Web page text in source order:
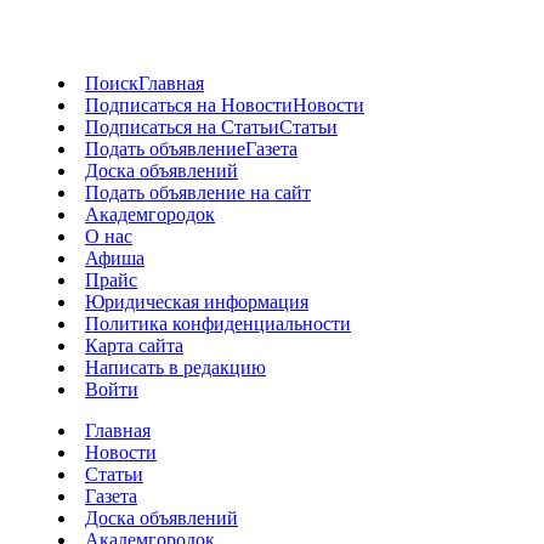
ПоискГлавная
Подписаться на НовостиНовости
Подписаться на СтатьиСтатьи
Подать объявлениеГазета
Доска объявлений
Подать объявление на сайт
Академгородок
О нас
Афиша
Прайс
Юридическая информация
Политика конфиденциальности
Карта сайта
Написать в редакцию
Войти
Главная
Новости
Статьи
Газета
Доска объявлений
Академгородок